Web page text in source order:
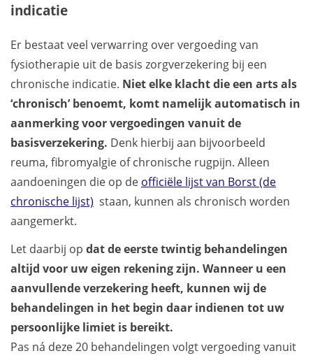
indicatie
Er bestaat veel verwarring over vergoeding van
fysiotherapie uit de basis zorgverzekering bij een
chronische indicatie. Niet elke klacht die een arts als
‘chronisch’ benoemt, komt namelijk automatisch in
aanmerking voor vergoedingen vanuit de
basisverzekering. Denk hierbij aan bijvoorbeeld
reuma, fibromyalgie of chronische rugpijn. Alleen
aandoeningen die op de officiële lijst van Borst (de
chronische lijst) staan, kunnen als chronisch worden
aangemerkt.
Let daarbij op dat de eerste twintig behandelingen
altijd voor uw eigen rekening zijn. Wanneer u een
aanvullende verzekering heeft, kunnen wij de
behandelingen in het begin daar indienen tot uw
persoonlijke limiet is bereikt.
Pas ná deze 20 behandelingen volgt vergoeding vanuit